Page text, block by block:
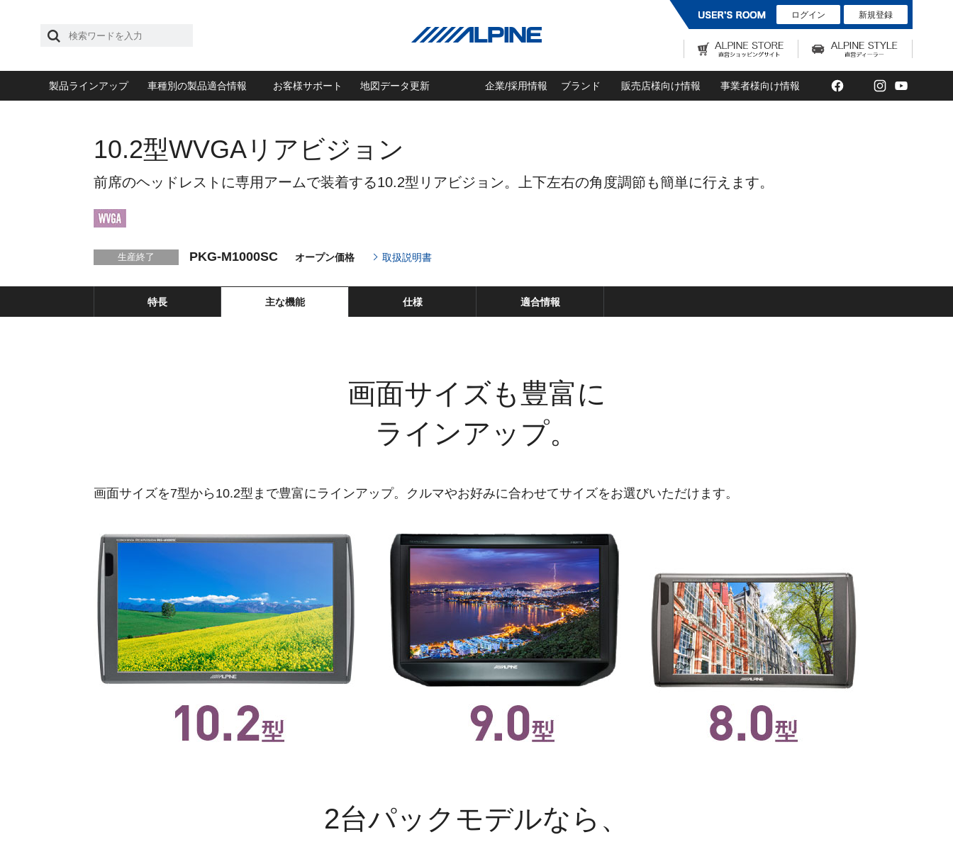
ログイン 新規登録
製品ラインアップ 車種別の製品適合情報 お客様サポート 地図データ更新 企業/採用情報 ブランド 販売店様向け情報 事業者様向け情報 Facebook
TwitterInstagram
10.2型WVGAリアビジョン
前席のヘッドレストに専用アームで装着する10.2型リアビジョン。上下左右の角度調節も簡単に行えます。
生産終了 PKG-M1000SC オープン価格 取扱説明書
特長 主な機能 仕様 適合情報
画面サイズも豊富に
ラインアップ。
画面サイズを7型から10.2型まで豊富にラインアップ。クルマやお好みに合わせてサイズをお選びいただけます。
2台パックモデルなら、